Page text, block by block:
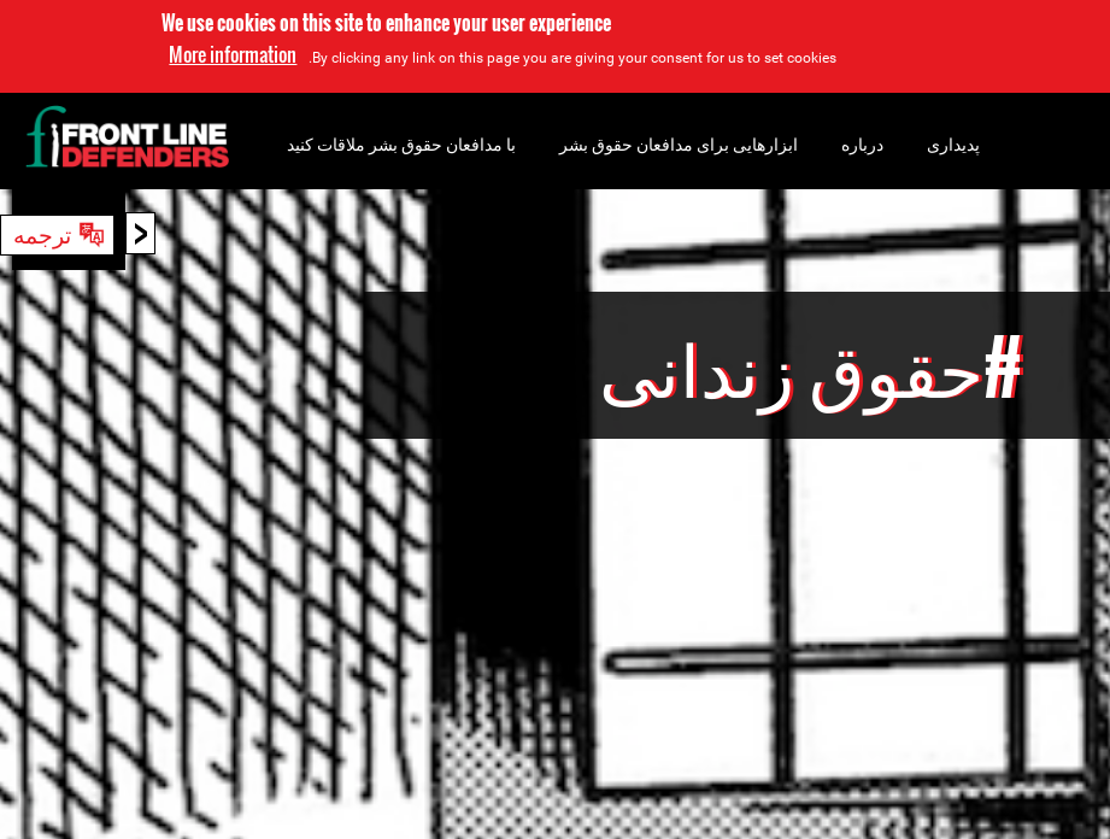
We use cookies on this site to enhance your user experience
By clicking any link on this page you are giving your consent for us to set cookies.
More information
< ترجمه
#حقوق زندانی
با مدافعان حقوق بشر ملاقات کنید ابزارهایی برای مدافعان حقوق بشر درباره پدیداری
جستجو